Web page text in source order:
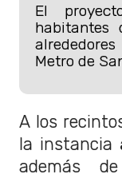
El
habitantes
Metro de
A los
la instancia
además